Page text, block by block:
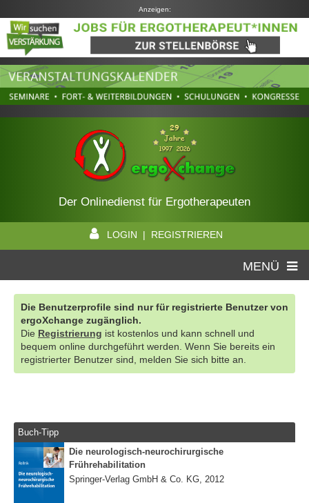
Anzeigen:
Der Onlinedienst für Ergotherapeuten
LOGIN | REGISTRIEREN
MENÜ
Die Benutzerprofile sind nur für registrierte Benutzer von
ergoXchange zugänglich.
Die Registrierung ist kostenlos und kann schnell und
bequem online durchgeführt werden. Wenn Sie bereits ein
registrierter Benutzer sind, melden Sie sich bitte an.
Buch-Tipp
Die neurologisch-neurochirurgische
Frührehabilitation
Springer-Verlag GmbH & Co. KG, 2012